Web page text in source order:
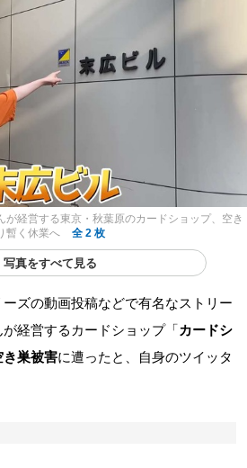
が経営する東京・秋葉原のカードショップ、空き
暫く休業へ
全 2 枚
写真をすべて見る
ーズの動画投稿などで有名なストリー
が経営するカードショップ「カードシ
き巣被害に遭ったと、自身のツイッタ